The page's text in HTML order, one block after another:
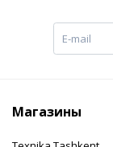
Магазины